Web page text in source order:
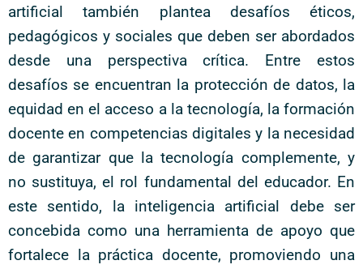
artificial también plantea desafíos éticos,
pedagógicos y sociales que deben ser abordados
desde una perspectiva crítica. Entre estos
desafíos se encuentran la protección de datos, la
equidad en el acceso a la tecnología, la formación
docente en competencias digitales y la necesidad
de garantizar que la tecnología complemente, y
no sustituya, el rol fundamental del educador. En
este sentido, la inteligencia artificial debe ser
concebida como una herramienta de apoyo que
fortalece la práctica docente, promoviendo una